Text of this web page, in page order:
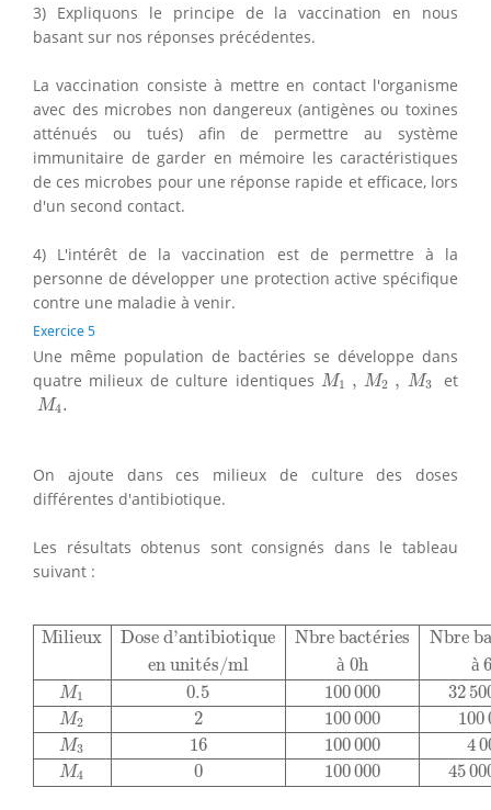
3) Expliquons le principe de la vaccination en nous
basant sur nos réponses précédentes.
La vaccination consiste à mettre en contact l'organisme
avec des microbes non dangereux (antigènes ou toxines
atténués ou tués) afin de permettre au système
immunitaire de garder en mémoire les caractéristiques
de ces microbes pour une réponse rapide et efficace, lors
d'un second contact.
4) L'intérêt de la vaccination est de permettre à la
personne de développer une protection active spécifique
contre une maladie à venir.
Exercice 5
Une même population de bactéries se développe dans
quatre milieux de culture identiques M1 , M2 , M3
M1 M2, M 3 et
M4.
M4
On ajoute dans ces milieux de culture des doses
différentes d'antibiotique.
Les résultats obtenus sont consignés dans le tableau
suivant :
Milieux Dose d'antibiotique Nbre bactéries
Nbre
en unités/ml à 0h à
M1 0.5 100000 32
M2 2 100000 100
M3 16 100000 4
M4 0 100000 45
MilieuxDose d'antibiotiqueNbre bactériesNbre